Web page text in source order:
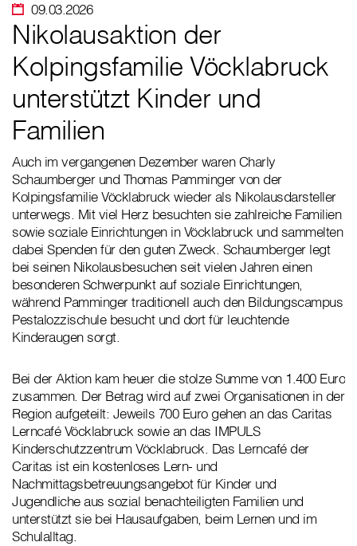
09.03.2026
Nikolausaktion der
Kolpingsfamilie Vöcklabruck
unterstützt Kinder und
Familien
Auch im vergangenen Dezember waren Charly
Schaumberger und Thomas Pamminger von der
Kolpingsfamilie Vöcklabruck wieder als Nikolausdarsteller
unterwegs. Mit viel Herz besuchten sie zahlreiche Familien
sowie soziale Einrichtungen in Vöcklabruck und sammelten
dabei Spenden für den guten Zweck. Schaumberger legt
bei seinen Nikolausbesuchen seit vielen Jahren einen
besonderen Schwerpunkt auf soziale Einrichtungen,
während Pamminger traditionell auch den Bildungscampus
Pestalozzischule besucht und dort für leuchtende
Kinderaugen sorgt.
Bei der Aktion kam heuer die stolze Summe von 1.400 Euro
zusammen. Der Betrag wird auf zwei Organisationen in der
Region aufgeteilt: Jeweils 700 Euro gehen an das Caritas
Lerncafé Vöcklabruck sowie an das IMPULS
Kinderschutzzentrum Vöcklabruck. Das Lerncafé der
Caritas ist ein kostenloses Lern- und
Nachmittagsbetreuungsangebot für Kinder und
Jugendliche aus sozial benachteiligten Familien und
unterstützt sie bei Hausaufgaben, beim Lernen und im
Schulalltag.